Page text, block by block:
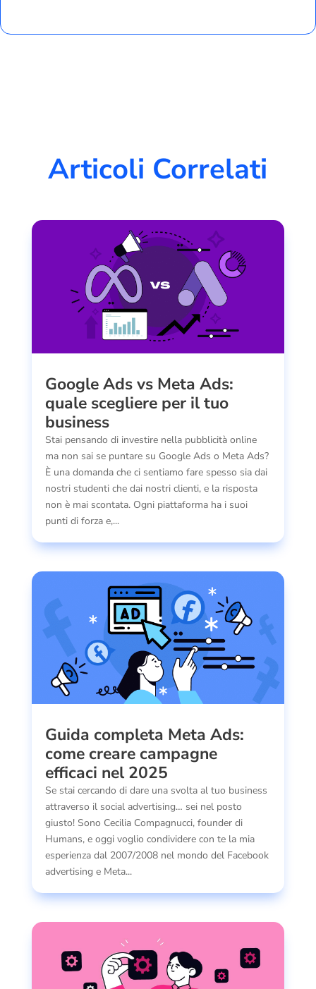
Articoli Correlati
Google Ads vs Meta Ads:
quale scegliere per il tuo
business
Stai pensando di investire nella pubblicità online
ma non sai se puntare su Google Ads o Meta Ads?
È una domanda che ci sentiamo fare spesso sia dai
nostri studenti che dai nostri clienti, e la risposta
non è mai scontata. Ogni piattaforma ha i suoi
punti di forza e,...
Guida completa Meta Ads:
come creare campagne
efficaci nel 2025
Se stai cercando di dare una svolta al tuo business
attraverso il social advertising… sei nel posto
giusto! Sono Cecilia Compagnucci, founder di
Humans, e oggi voglio condividere con te la mia
esperienza dal 2007/2008 nel mondo del Facebook
advertising e Meta...